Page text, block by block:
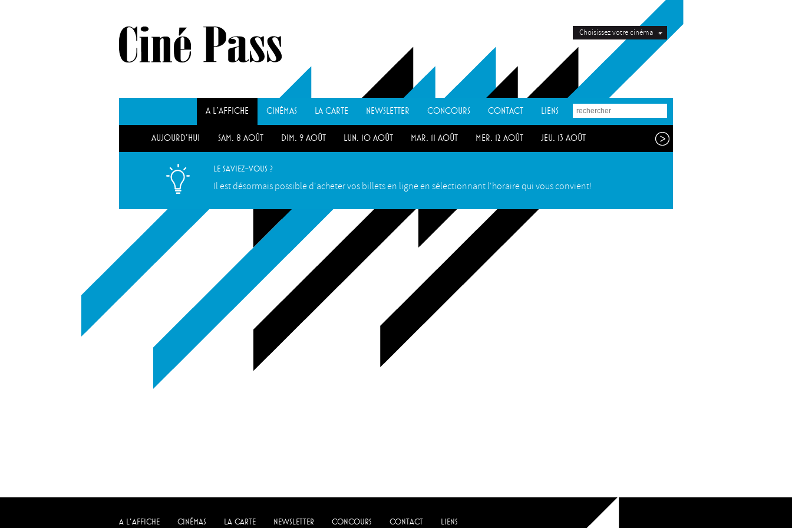
Choisissez votre cinéma
A L'AFFICHE CINÉMAS LA CARTE NEWSLETTER CONCOURS CONTACT LIENS
aujourd'hui sam. 8 août dim. 9 août lun. 10 août mar. 11 août mer. 12 août jeu. 13 août
ven. 14 août
mar. 27 oct. mar. 10 nov.
lun. 28 déc. mer. 3 févr. mar. 23 févr. lun. 8 mars
lun. 5 avril jeu. 22 avril lun. 3 mai mer. 5 mai lun. 24 mai
Le saviez-vous ?
Il est désormais possible d'acheter vos billets en ligne en sélectionnant l'horaire qui vous convient!
A L'AFFICHE CINÉMAS LA CARTE NEWSLETTER CONCOURS CONTACT LIENS